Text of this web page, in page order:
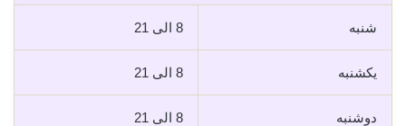
شنبه 8 الی 21
یکشنبه 8 الی 21
دوشنبه 8 الی 21